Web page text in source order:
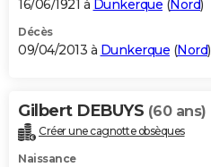
16/06/1921 à Dunkerque (Nord)
Décès
09/04/2013 à Dunkerque (Nord)
Gilbert DEBUYS (60 ans)
Créer une cagnotte obsèques
Naissance